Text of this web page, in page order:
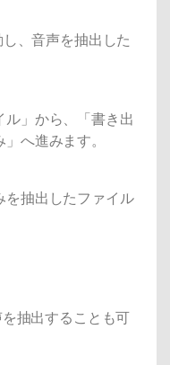
、音声を抽出した
ル」から、「書き出
へ進みます。
を抽出したファイル
抽出することも可